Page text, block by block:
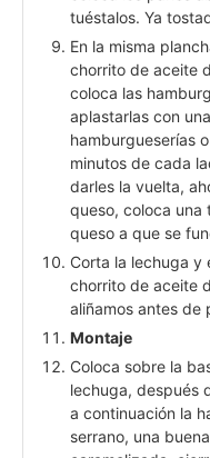
tuéstalos. Ya
En la misma
chorrito de aceite
coloca las
aplastarlas con
hamburgueserías
minutos de cada
darles la vuelta,
queso, coloca una
queso a que se
Corta la lechuga y
chorrito de aceite
aliñamos antes de
Montaje
Coloca sobre la
lechuga, después
a continuación la
serrano, una